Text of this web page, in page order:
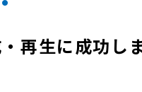
再生に成功し